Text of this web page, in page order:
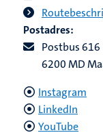
Postadres:
Postbus 616
6200 MD
Instagram
LinkedIn
YouTube